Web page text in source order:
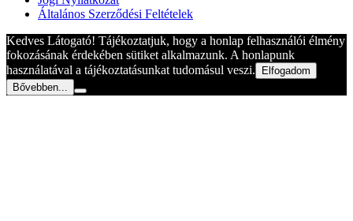
Általános Szerződési Feltételek
Kedves Látogató! Tájékoztatjuk, hogy a honlap felhasználói élmény
fokozásának érdekében sütiket alkalmazunk. A honlapunk
használatával a tájékoztatásunkat tudomásul veszi.
Elfogadom
Bővebben...